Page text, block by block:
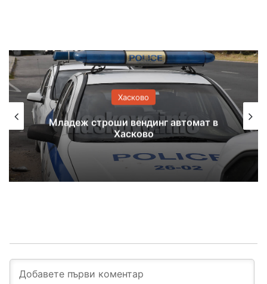
Хасково
Опасно горещо време в Хасковска
област